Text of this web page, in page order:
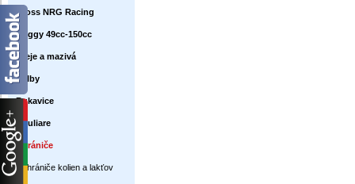
Cross NRG Racing
Buggy 49cc-150cc
Oleje a mazivá
Prilby
Rukavice
Okuliare
Chrániče
Chrániče kolien a lakťov